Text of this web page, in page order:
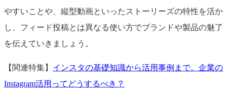
やすいことや、縦型動画といったストーリーズの特性を活か
し、フィード投稿とは異なる使い方でブランドや製品の魅了
を伝えていきましょう。
【関連特集】 インスタの基礎知識から活用事例まで。企業の
Instagram活用ってどうするべき？